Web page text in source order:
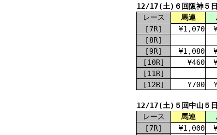
12/17(土)６回阪神５
レース
馬連
[7R]
¥1,070
[8R]
[9R]
¥1,080
[10R]
¥460
[11R]
[12R]
¥700
12/17(土)５回中山５
レース
馬連
[7R]
¥1,000